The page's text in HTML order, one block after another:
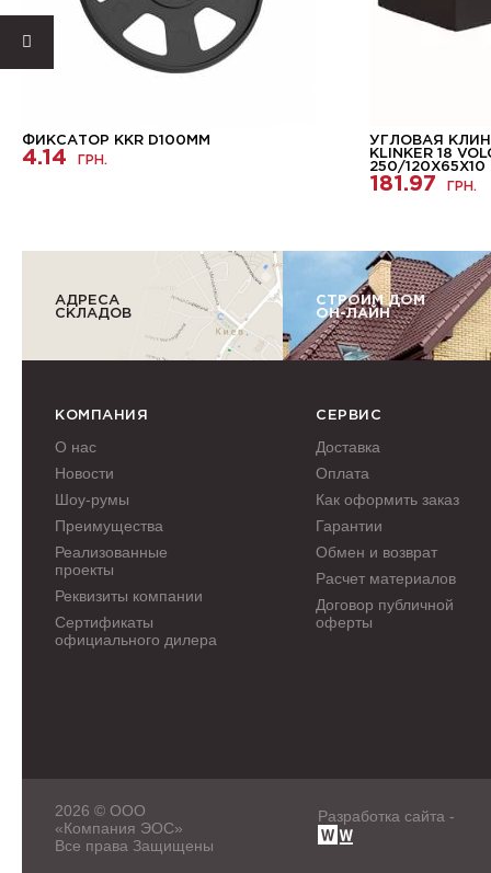
ФИКСАТОР KKR D100ММ
4.14 ГРН.
УГЛОВАЯ
KLINKER 18
250/120Х65Х10
181.97 ГРН.
АДРЕСА
СКЛАДОВ
СТРОИМ ДОМ
ОН-ЛАЙН
КОМПАНИЯ
О нас
Новости
Шоу-румы
Преимущества
Реализованные
проекты
Реквизиты компании
Сертификаты
официального дилера
СЕРВИС
Доставка
Оплата
Как оформить заказ
Гарантии
Обмен и возврат
Расчет материалов
Договор публичной
оферты
2026 © ООО
«Компания ЭОС»
Все права Защищены
Разработка сайта -